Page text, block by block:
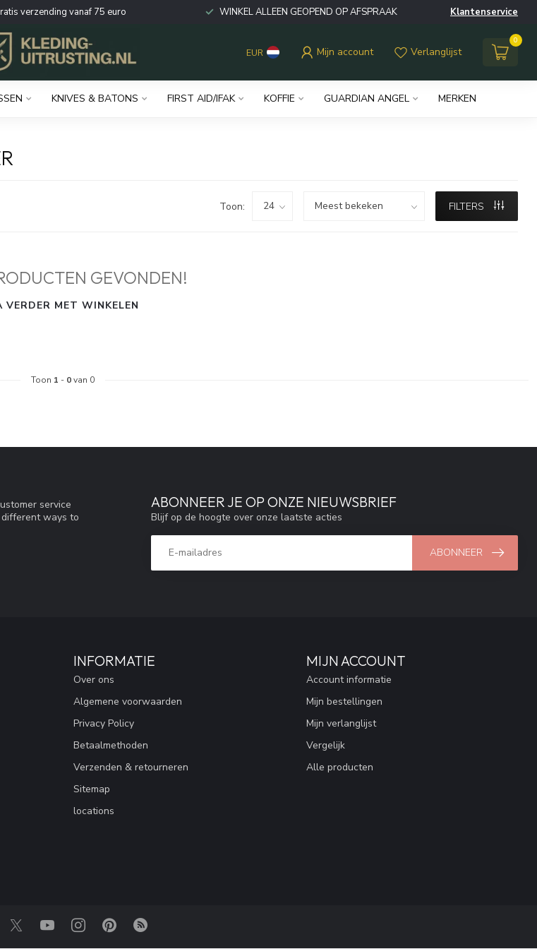
verzending vanaf 75 euro WINKEL ALLEEN GEOPEND OP AFSPRAAK Klantenservice
EUR Mijn account Verlanglijst
0
KNIVES & BATONS FIRST AID/IFAK KOFFIE GUARDIAN ANGEL MERKEN
Toon: FILTERS
GEVONDEN!
VERDER MET WINKELEN
Toon 1 - 0van 0
service
ways to
ABONNEER JE OP ONZE NIEUWSBRIEF
Blijf op de hoogte over onze laatste acties
ABONNEER
INFORMATIE
Over ons
Algemene voorwaarden
Privacy Policy
Betaalmethoden
Verzenden & retourneren
Sitemap
locations
MIJN ACCOUNT
Account informatie
Mijn bestellingen
Mijn verlanglijst
Vergelijk
Alle producten